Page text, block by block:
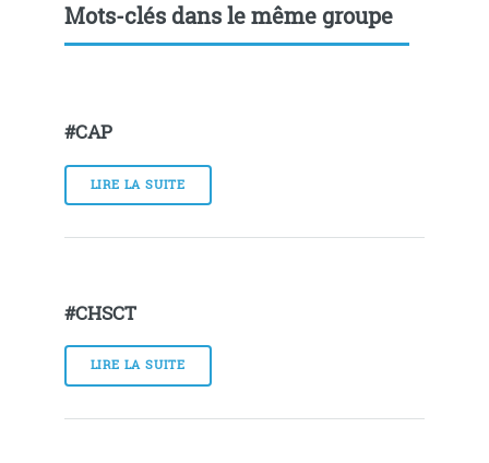
Mots-clés dans le même groupe
#CAP
LIRE LA SUITE
#CHSCT
LIRE LA SUITE